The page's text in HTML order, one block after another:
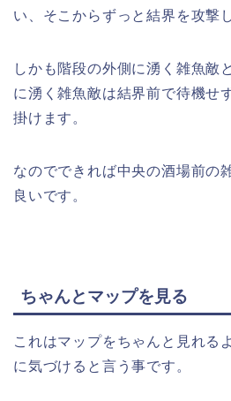
い、そこからずっと結界を攻撃
しかも階段の外側に湧く雑魚敵
に湧く雑魚敵は結界前で待機せ
掛けます。
なのでできれば中央の酒場前の
良いです。
ちゃんとマップを見る
これはマップをちゃんと見れる
に気づけると言う事です。